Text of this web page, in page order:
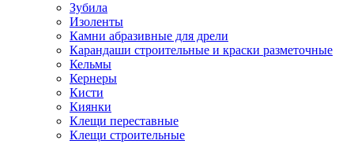
Зубила
Изоленты
Камни абразивные для дрели
Карандаши строительные и краски разметочные
Кельмы
Кернеры
Кисти
Киянки
Клещи переставные
Клещи строительные